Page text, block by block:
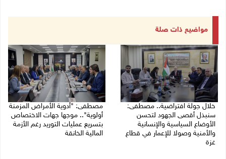
مواضيع ذات صلة
خلال جولة افتراضية.. مصطفى:
سنبذل أقصى الجهود لتحسن
الأوضاع السياسية والإنسانية
والأمنية وصولا للإعمار في قطاع
غزة
مصطفى: "أدوية الأمراض المزمنة
أولوية".. موجها جهات الاختصاص
بتسريع عمليات التوريد رغم الأزمة
المالية الخانقة